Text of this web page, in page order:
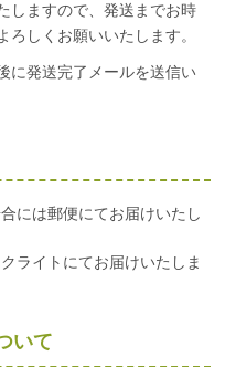
しますので、発送までお時
しくお願いいたします。
に発送完了メールを送信い
には郵便にてお届けいたし
ライトにてお届けいたしま
いて